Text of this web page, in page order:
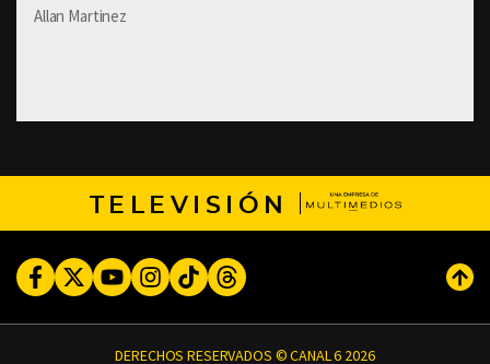
Allan Martinez
TELEVISIÓN
FacebookTwitterYoutubeInstagram
TikTokThreads
DERECHOS RESERVADOS © CANAL 6 2026